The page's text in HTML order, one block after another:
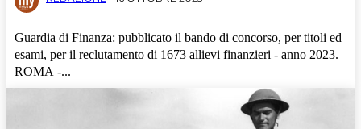
Guardia di Finanza: pubblicato il bando di concorso, per titoli ed
esami, per il reclutamento di 1673 allievi finanzieri - anno 2023.
ROMA -...